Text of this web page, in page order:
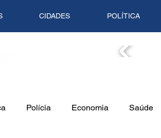
CIDADES POLÍTICA
Polícia Economia Saúde